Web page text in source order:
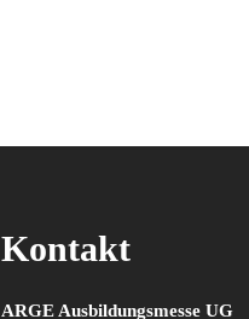
Kontakt
ARGE Ausbildungsmesse UG